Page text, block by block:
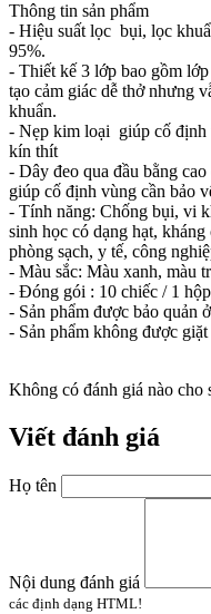
Thông tin sản phẩm
- Hiệu suất lọc bụi, lọc
95%.
- Thiết kế 3 lớp bao gồm
tạo cảm giác dễ thở nhưng
khuẩn.
- Nẹp kim loại giúp cố định
kín thít
- Dây đeo qua đầu bằng
giúp cố định vùng cần bảo
- Tính năng: Chống bụi, vi
sinh học có dạng hạt,
phòng sạch, y tế, công
- Màu sắc: Màu xanh, màu
- Đóng gói : 10 chiếc / 1 hộp
- Sản phẩm được bảo quản
- Sản phẩm không được
Không có đánh giá nào cho
Viết đánh giá
Họ tên
Nội dung đánh giá
các định dạng HTML!